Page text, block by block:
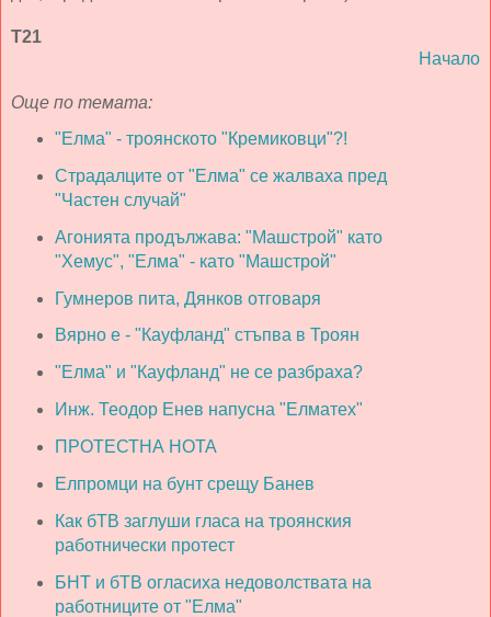
Т21
Начало
Още по темата:
"Елма" - троянското "Кремиковци"?!
Страдалците от "Елма" се жалваха пред
"Частен случай"
Агонията продължава: "Машстрой" като
"Хемус", "Елма" - като "Машстрой"
Гумнеров пита, Дянков отговаря
Вярно е - "Кауфланд" стъпва в Троян
"Елма" и "Кауфланд" не се разбраха?
Инж. Теодор Енев напусна "Елматех"
ПРОТЕСТНА НОТА
Елпромци на бунт срещу Банев
Как бТВ заглуши гласа на троянския
работнически протест
БНТ и бТВ огласиха недоволствата на
работниците от "Елма"